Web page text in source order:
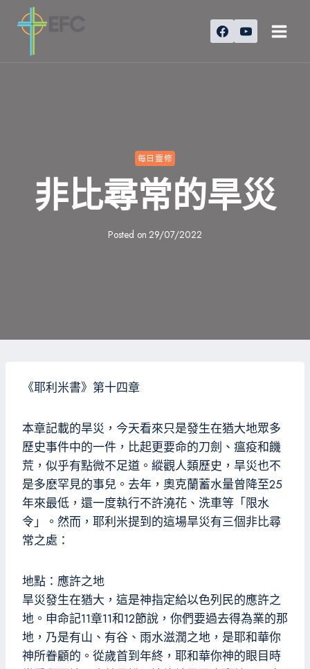
每日靈修
非比尋常的旱災
Posted on 29/07/2022
《耶利米書》第十四章
本章記載的旱災，今天看來只是發生在猶大地眾多
歷史事件中的一件，比起更要命的刀劍、瘟疫和饑
荒，似乎有點微不足道。縱觀人類歷史，旱災也不
是多麽罕見的事兒。去年，奧克蘭蓄水量曾降至25
年來最低，還一度執行不許澆花、洗車等「限水
令」。然而，耶利米提到的這場旱災有三個非比尋
常之處：
地點：應許之地
旱災發生在猶大，這是神指定給以色列民的應許之
地。申命記11章11和12節說，你們要過去得為業的那
地，乃是有山、有谷、雨水滋潤之地，是耶和華你
神所眷顧的。從歲首到年終，耶和華你神的眼目時